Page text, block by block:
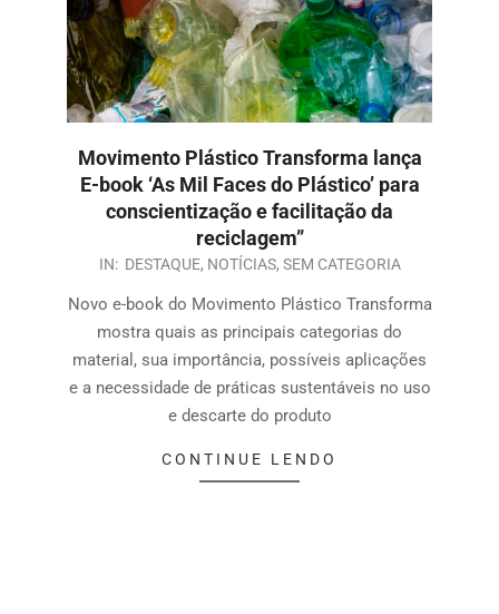
Movimento Plástico Transforma lança
E-book ‘As Mil Faces do Plástico’ para
conscientização e facilitação da
reciclagem”
IN: DESTAQUE, NOTÍCIAS, SEM CATEGORIA
Novo e-book do Movimento Plástico Transforma
mostra quais as principais categorias do
material, sua importância, possíveis aplicações
e a necessidade de práticas sustentáveis no uso
e descarte do produto
CONTINUE LENDO